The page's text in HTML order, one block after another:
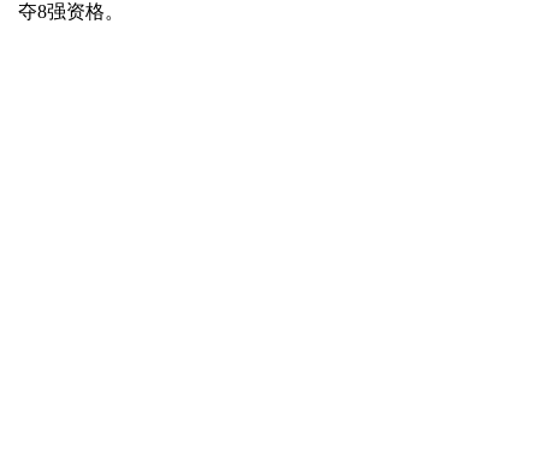
夺8强资格。